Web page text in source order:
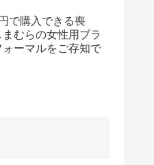
で購入できる喪
まむらの女性用ブラ
ォーマルをご存知で